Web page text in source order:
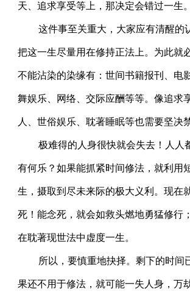
天、追求享受等上，那决定会错过一生。
这件事至关重大，大家应有清醒的
把这一生尽量用在修持正法上。为此就
不能沾染的染缘有：世间书籍报刊、电
舞娱乐、网络、交际应酬等等。像追求
人、世俗娱乐、耽著睡眠等也需要坚决
极难得的人身很快就会失去！人人
有何乐？如果能抓紧时间修法，就利用
生，摄取到尽未来际的极大义利。现在
死！能念死，就会如救头燃地勇猛修行
在耽著现世法中虚度一生。
所以，要慎重地抉择。剩下的时间
果还不用于修法，就可能一失人身，万